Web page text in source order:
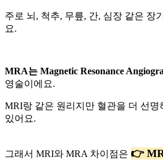
주로 뇌, 척추, 무릎, 간, 심장 같은 장
요.
MRA는 Magnetic Resonance
영술이에요.
MRI랑 같은 원리지만 혈관을 더 선명
있어요.
그래서 MRI와 MRA 차이점은 👉